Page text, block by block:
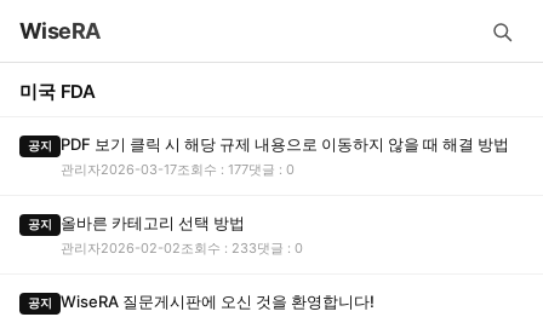
WiseRA
미국 FDA
공지 PDF 보기 클릭 시 해당 규제 내용으로 이동하지 않을 때 해결 방법
관리자2026-03-17조회수 : 177댓글 : 0
공지 올바른 카테고리 선택 방법
관리자2026-02-02조회수 : 233댓글 : 0
공지 WiseRA 질문게시판에 오신 것을 환영합니다!